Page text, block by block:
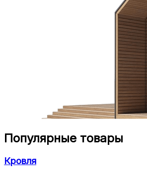
Популярные товары
Кровля